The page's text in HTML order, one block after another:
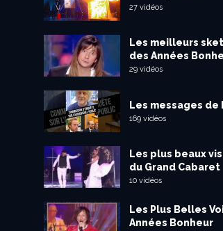
27 vidéos
Les meilleurs
des Années
29 vidéos
Les messages de
169 vidéos
Les plus beaux
du Grand Cabaret
10 vidéos
Les Plus Belles
Années Bonheur